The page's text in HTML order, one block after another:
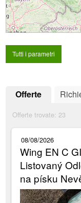
Tutti i parametri
Offerte
Offerte trovate: 23
08/08/2026
Wing EN C
Listovaný
na písku